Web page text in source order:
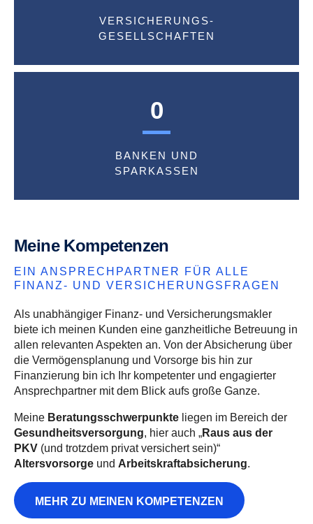
VERSICHERUNGS-
GESELLSCHAFTEN
0
BANKEN UND
SPARKASSEN
Meine Kompetenzen
EIN ANSPRECHPARTNER FÜR ALLE
FINANZ- UND VERSICHERUNGSFRAGEN
Als unabhängiger Finanz- und Versicherungsmakler
biete ich meinen Kunden eine ganzheitliche Betreuung in
allen relevanten Aspekten an. Von der Absicherung über
die Vermögensplanung und Vorsorge bis hin zur
Finanzierung bin ich Ihr kompetenter und engagierter
Ansprechpartner mit dem Blick aufs große Ganze.
Meine Beratungs­schwerpunkte liegen im Bereich der
Gesundheits­versorgung, hier auch „Raus aus der
PKV (und trotzdem privat versichert sein)“
Altersvorsorge und Arbeitskraftabsicherung.
MEHR ZU MEINEN KOMPETENZEN